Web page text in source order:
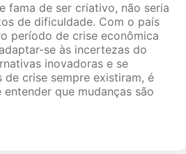
fama de ser criativo, não seria
de dificuldade. Com o país
período de crise econômica
se às incertezas do
inovadoras e se
de crise sempre existiram, é
que mudanças são